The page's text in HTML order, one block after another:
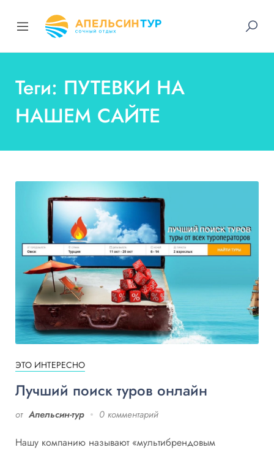
Теги: ПУТЕВКИ НА
НАШЕМ САЙТЕ
ЭТО ИНТЕРЕСНО
Лучший поиск туров онлайн
от Апельсин-тур 0 комментарий
Нашу компанию называют «мультибрендовым